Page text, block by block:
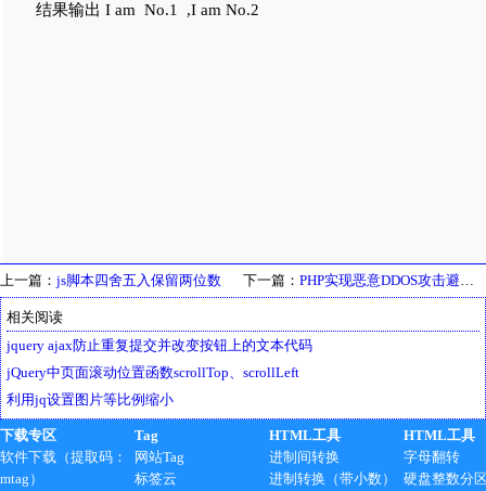
结果输出 I am No.1 ,I am No.2
上一篇： js脚本四舍五入保留两位数 下一篇： PHP实现恶意DDOS攻击避免带宽占用问题方法
相关阅读
jquery ajax防止重复提交并改变按钮上的文本代码
jQuery中页面滚动位置函数scrollTop、scrollLeft
利用jq设置图片等比例缩小
下载专区
软件下载（提取码：
mtag）
Tag
网站Tag
标签云
HTML工具
进制间转换
进制转换（带小数）
HTML工具
字母翻转
硬盘整数分